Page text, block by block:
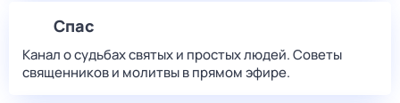
Спас
Канал о судьбах святых и простых людей. Советы
священников и молитвы в прямом эфире.